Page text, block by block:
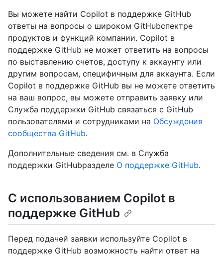
Вы можете найти Copilot в поддержке GitHub
ответы на вопросы о широком GitHubспектре
продуктов и функций компании. Copilot в
поддержке GitHub не может ответить на вопросы
по выставлению счетов, доступу к аккаунту или
другим вопросам, специфичным для аккаунта. Если
Copilot в поддержке GitHub вы не можете ответить
на ваш вопрос, вы можете отправить заявку или
Служба поддержки GitHub связаться с GitHub
пользователями и сотрудниками на Обсуждения
сообщества GitHub.
Дополнительные сведения см. в Служба
поддержки GitHubразделе О поддержке GitHub.
С использованием Copilot в
поддержке GitHub
Перед подачей заявки используйте Copilot в
поддержке GitHub возможность найти ответ на